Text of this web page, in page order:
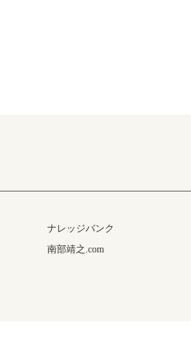
ナレッジバンク
南部靖之.com